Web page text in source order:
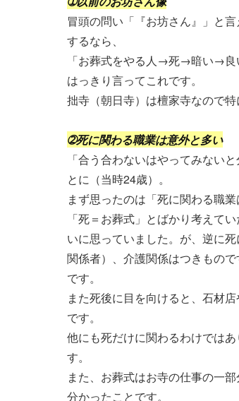
冒頭の問い「『お坊さん』」と
するなら、
「お葬式をやる人→死→暗い→良
はっきり言ってこれです。
拙寺（朝日寺）は檀家寺なので
➁死に関わる職業は意外と多い
「合う合わないはやってみない
とに（当時24歳）。
まず思ったのは「死に関わる職
「死＝お葬式」とばかり考えて
いに思っていました。が、逆に
関係者）、介護関係はつきもの
です。
また死後に目を向けると、石材
です。
他にも死だけに関わるわけでは
す。
また、お葬式はお寺の仕事の一
分かったことです。